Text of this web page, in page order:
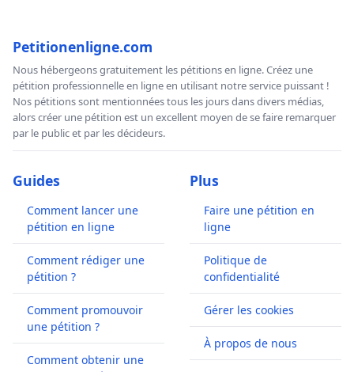
Petitionenligne.com
Nous hébergeons gratuitement les pétitions en ligne. Créez une
pétition professionnelle en ligne en utilisant notre service puissant !
Nos pétitions sont mentionnées tous les jours dans divers médias,
alors créer une pétition est un excellent moyen de se faire remarquer
par le public et par les décideurs.
Guides
Comment lancer une
pétition en ligne
Comment rédiger une
pétition ?
Comment promouvoir
une pétition ?
Comment obtenir une
Plus
Faire une pétition en
ligne
Politique de
confidentialité
Gérer les cookies
À propos de nous